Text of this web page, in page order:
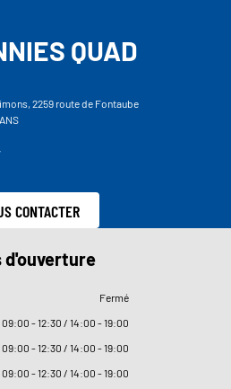
QUAD
2259 route de Fontaube
CONTACTER
d'ouverture
Fermé
09:00 - 12:30 / 14:00 - 19:00
09:00 - 12:30 / 14:00 - 19:00
09:00 - 12:30 / 14:00 - 19:00